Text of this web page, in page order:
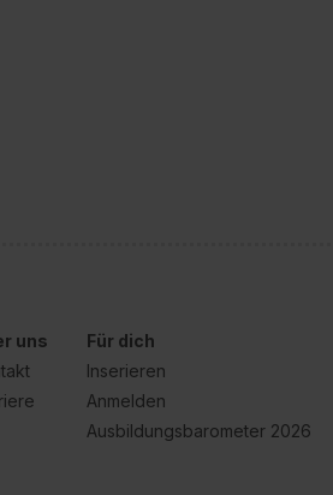
uns
Für dich
Inserieren
Anmelden
Ausbildungsbarometer 2026